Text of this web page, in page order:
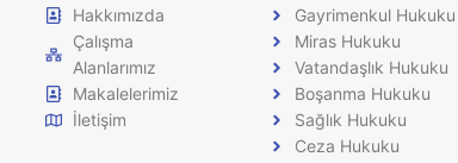
Hakkımızda
Çalışma
Alanlarımız
Makalelerimiz
İletişim
Gayrimenkul Hukuku
Miras Hukuku
Vatandaşlık Hukuku
Boşanma Hukuku
Sağlık Hukuku
Ceza Hukuku